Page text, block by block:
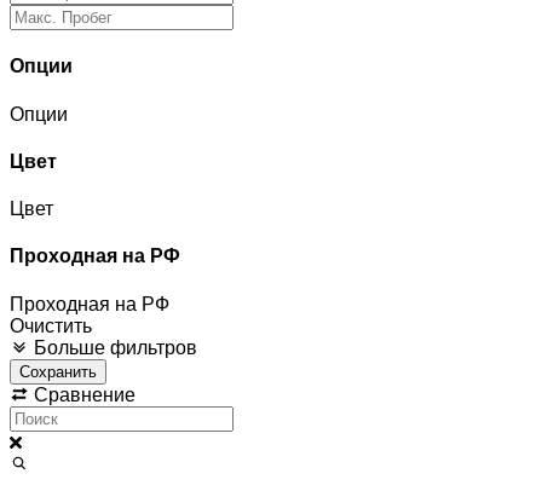
Опции
Опции
Цвет
Цвет
Проходная на РФ
Проходная на РФ
Очистить
Больше фильтров
Сохранить
Сравнение